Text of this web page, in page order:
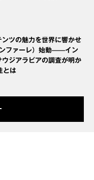
ンツの魅力を世界に響かせ
ファーレ）始動——イン
ウジアラビアの調査が明か
とは